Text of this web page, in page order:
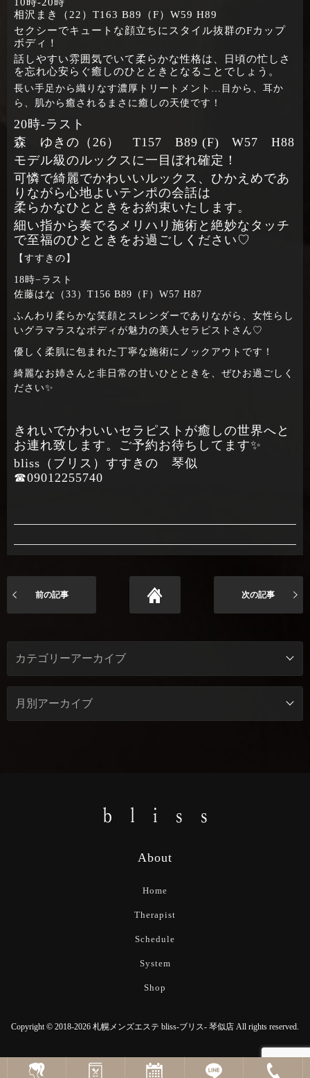
相沢まき（22）T163 B89（F）W59 H89
セクシーでキュートな顔立ちにスタイル抜群のFカップ
ボディ！
話しやすい雰囲気でいて柔らかな性格は、日頃の忙しさ
を忘れ心安らぐ癒しのひとときとなることでしょう。
長い手足から織りなす濃厚トリートメント…目から、耳か
ら、肌から癒されるまさに癒しの天使です！
20時‐ラスト
森 ゆきの（26） T157 B89 (F) W57 H88
モデル級のルックスに一目ぼれ確定！
可憐で綺麗でかわいいルックス、ひかえめであ
りながら心地よいテンポの会話は
柔らかなひとときをお約束いたします。
細い指から奏でるメリハリ施術と絶妙なタッチ
で至福のひとときをお過ごしください♡
【すすきの】
18時−ラスト
佐藤はな（33）T156 B89（F）W57 H87
ふんわり柔らかな笑顔とスレンダーでありながら、女性らし
いグラマラスなボディが魅力の美人セラピストさん♡
優しく柔肌に包まれた丁寧な施術にノックアウトです！
綺麗なお姉さんと非日常の甘いひとときを、ぜひお過ごしく
ださい✨
きれいでかわいいセラピストが癒しの世界へと
お連れ致します。ご予約お待ちしてます✨
bliss（ブリス）すすきの 琴似
☎09012255740
前の記事 次の記事
About
Home
Therapist
Schedule
System
Shop
Copyright © 2018-2026 札幌メンズエステ bliss-ブリス- 琴似店 All rights reserved.